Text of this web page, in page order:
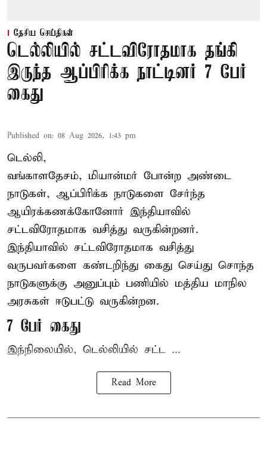
தேசிய செய்திகள்
டெல்லியில் சட்டவிரோதமாக தங்கி
இருந்த ஆப்பிரிக்க நாட்டினர் 7 பேர்
கைது
Published on: 08 Aug 2026, 1:43 pm
டெல்லி,
வங்காளதேசம், மியான்மர் போன்ற அண்டை
நாடுகள், ஆப்பிரிக்க நாடுகளை சேர்ந்த
ஆயிரக்கணக்கோனோர் இந்தியாவில்
சட்டவிரோதமாக வசித்து வருகின்றனர்.
இந்தியாவில் சட்டவிரோதமாக வசித்து
வருபவர்களை கண்டறிந்து கைது செய்து சொந்த
நாடுகளுக்கு அனுப்பும் பணியில் மத்திய மாநில
அரசுகள் ஈடுபட்டு வருகின்றன.
7 பேர் கைது
இந்நிலையில், டெல்லியில் சட்ட ...
Read More